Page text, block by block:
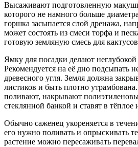
Высаживают подготовленную
которого не намного больше
горшка засыпается слой дренажа,
может состоять из смеси торфа и
готовую земляную смесь для
Ямку для посадки делают
Рекомендуется на её дно подсыпать
древесного угля. Земля должна
листиков и быть плотно
поливают, накрывают
стеклянной банкой и ставят в тёплое
Обычно саженец укореняется в
его нужно поливать и опрыскивать
растение можно пересаживать